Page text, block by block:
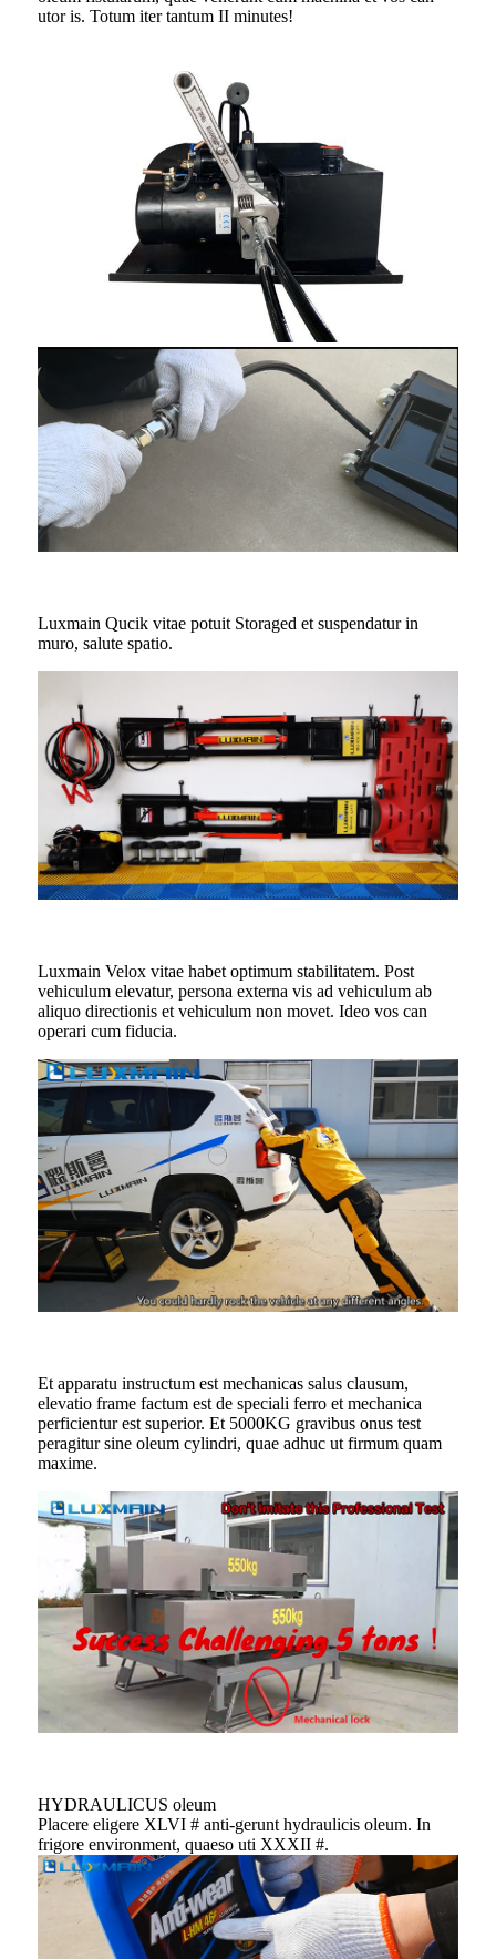
utor is. Totum iter tantum II minutes!
Luxmain Qucik vitae potuit Storaged et suspendatur in
muro, salute spatio.
Luxmain Velox vitae habet optimum stabilitatem. Post
vehiculum elevatur, persona externa vis ad vehiculum ab
aliquo directionis et vehiculum non movet. Ideo vos can
operari cum fiducia.
Et apparatu instructum est mechanicas salus clausum,
elevatio frame factum est de speciali ferro et mechanica
perficientur est superior. Et 5000KG gravibus onus test
peragitur sine oleum cylindri, quae adhuc ut firmum quam
maxime.
HYDRAULICUS oleum
Placere eligere XLVI # anti-gerunt hydraulicis oleum. In
frigore environment, quaeso uti XXXII #.